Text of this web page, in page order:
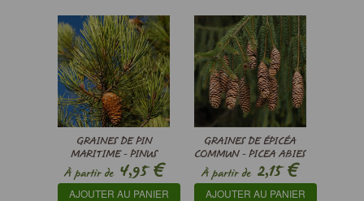
GRAINES DE PIN
MARITIME - PINUS
PINASTER - (IDENTIFIÉ)
- ES-26-12
À partir de4,95€
AJOUTER AU PANIER
GRAINES DE ÉPICÉA
COMMUN - PICEA ABIES
À partir de2,15€
AJOUTER AU PANIER